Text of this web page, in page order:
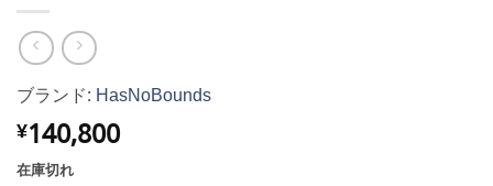
ブランド: HasNoBounds
¥140,800
在庫切れ